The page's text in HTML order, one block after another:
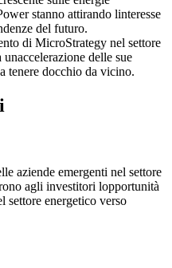
stanno attirando linteresse
del futuro.
di MicroStrategy nel settore
delle sue
tenere docchio da vicino.
aziende emergenti nel settore
agli investitori lopportunità
settore energetico verso